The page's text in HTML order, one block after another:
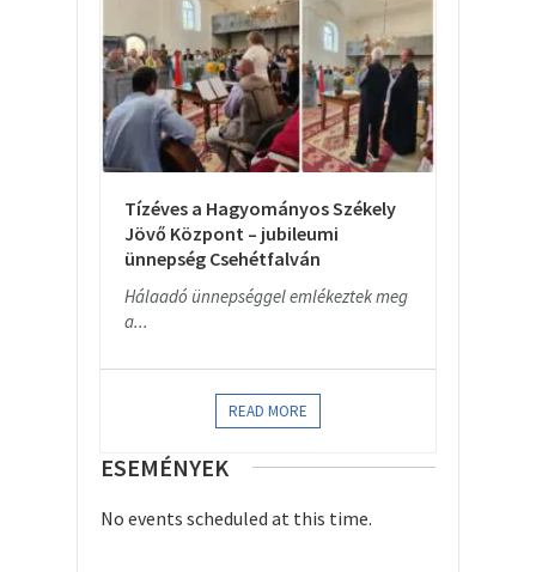
Tízéves a Hagyományos Székely
Jövő Központ – jubileumi
ünnepség Csehétfalván
Hálaadó ünnepséggel emlékeztek meg
a...
READ MORE
ESEMÉNYEK
No events scheduled at this time.